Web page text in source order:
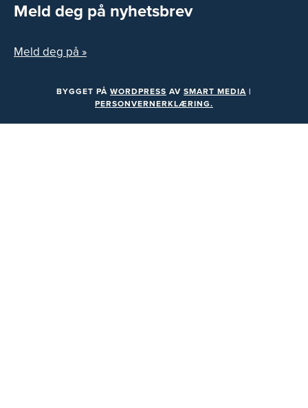
Meld deg på nyhetsbrev
Meld deg på »
BYGGET PÅ WORDPRESS AV SMART MEDIA |
PERSONVERNERKLÆRING.